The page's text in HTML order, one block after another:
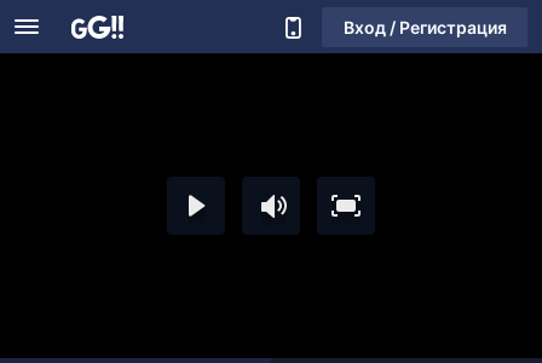
Вход / Регистрация